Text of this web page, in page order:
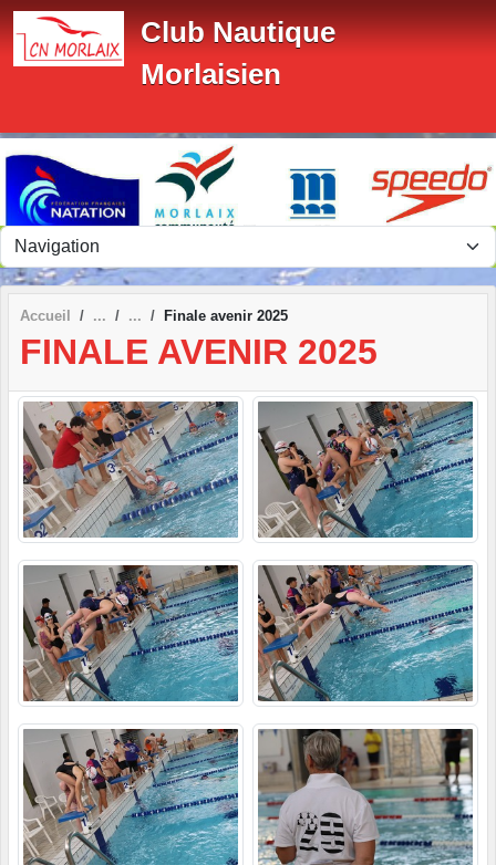
Club Nautique
Morlaisien
Accueil Finale avenir 2025
FINALE AVENIR 2025
Panneau de gestion des cookies